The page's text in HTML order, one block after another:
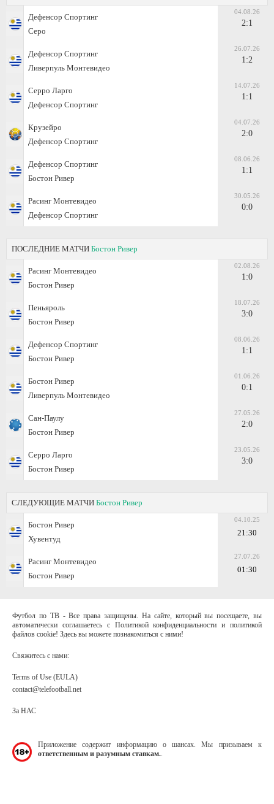
Дефенсор Спортинг
Серо
04.08.26
2:1
Дефенсор Спортинг
Ливерпуль Монтевидео
26.07.26
1:2
Серро Ларго
Дефенсор Спортинг
14.07.26
1:1
Крузейро
Дефенсор Спортинг
04.07.26
2:0
Дефенсор Спортинг
Бостон Ривер
08.06.26
1:1
Расинг Монтевидео
Дефенсор Спортинг
30.05.26
0:0
ПОСЛЕДНИЕ МАТЧИ Бостон Ривер
Расинг Монтевидео
Бостон Ривер
02.08.26
1:0
Пеньяроль
Бостон Ривер
18.07.26
3:0
Дефенсор Спортинг
Бостон Ривер
08.06.26
1:1
Бостон Ривер
Ливерпуль Монтевидео
01.06.26
0:1
Сан-Паулу
Бостон Ривер
27.05.26
2:0
Серро Ларго
Бостон Ривер
23.05.26
3:0
СЛЕДУЮЩИЕ МАТЧИ Бостон Ривер
Бостон Ривер
Хувентуд
04.10.25
21:30
Расинг Монтевидео
Бостон Ривер
27.07.26
01:30
Футбол по ТВ - Все права защищены. На сайте, который вы посещаете, вы
автоматически соглашаетесь с Политикой конфиденциальности и политикой
файлов cookie! Здесь вы можете познакомиться с ними!
Свяжитесь с нами:
Terms of Use (EULA)
contact@telefootball.net
За НАС
Приложение содержит информацию о шансах. Мы призываем к
ответственным и разумным ставкам.